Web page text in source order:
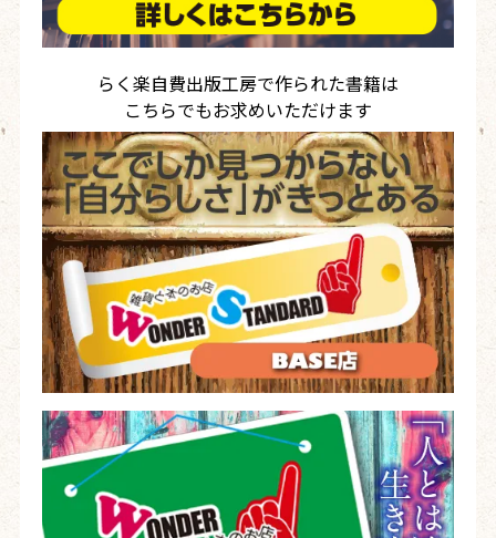
らく楽自費出版工房で作られた書籍は
こちらでもお求めいただけます